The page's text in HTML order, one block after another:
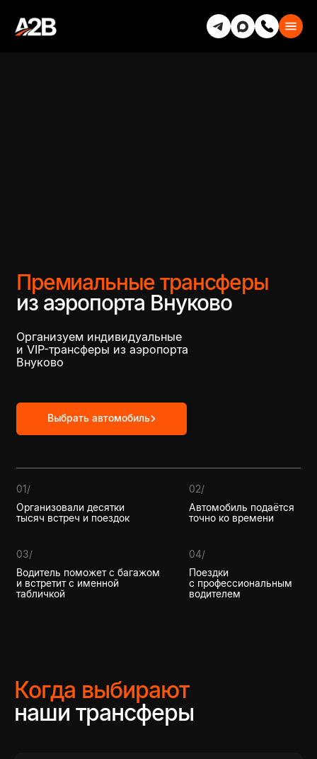
Выбрать автомобиль
Организуем индивидуальные
и VIP-трансферы из аэропорта
с профессиональным
водителем
и встретит с именной
табличкой
Когда выбирают
наши трансферы